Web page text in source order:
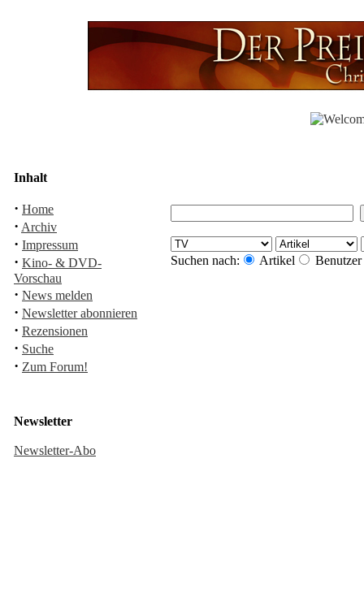
Inhalt
· Home
· Archiv
· Impressum
· Kino- & DVD-
Vorschau
· News melden
· Newsletter abonnieren
· Rezensionen
· Suche
· Zum Forum!
Newsletter
Newsletter-Abo
Suchen nach: Artikel Benutzer